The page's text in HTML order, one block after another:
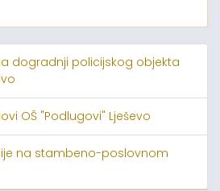
dogradnji policijskog objekta
OŠ "Podlugovi" Lješevo
na stambeno-poslovnom